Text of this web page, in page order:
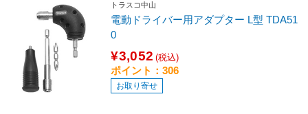
トラスコ中山
電動ドライバー用アダプター L型 TDA51
0
¥3,052 (税込)
ポイント：306
お取り寄せ